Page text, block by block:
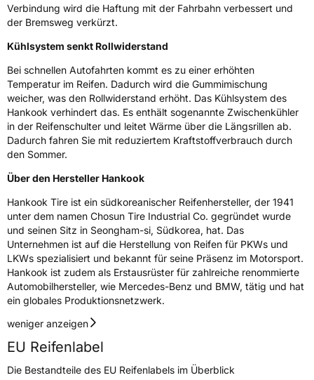
Allgemeine Produktsicherheit (GPSR)
D-63263 Neu-Isenburg Deutschland,
Verbindung wird die Haftung mit der Fahrbahn verbessert und
der Bremsweg verkürzt.
Kühlsystem senkt Rollwiderstand
Bei schnellen Autofahrten kommt es zu einer erhöhten
Temperatur im Reifen. Dadurch wird die Gummimischung
weicher, was den Rollwiderstand erhöht. Das Kühlsystem des
Hankook verhindert das. Es enthält sogenannte Zwischenkühler
in der Reifenschulter und leitet Wärme über die Längsrillen ab.
Dadurch fahren Sie mit reduziertem Kraftstoffverbrauch durch
den Sommer.
Über den Hersteller Hankook
Hankook Tire ist ein südkoreanischer Reifenhersteller, der 1941
unter dem namen Chosun Tire Industrial Co. gegründet wurde
und seinen Sitz in Seongham-si, Südkorea, hat. Das
Unternehmen ist auf die Herstellung von Reifen für PKWs und
LKWs spezialisiert und bekannt für seine Präsenz im Motorsport.
Hankook ist zudem als Erstausrüster für zahlreiche renommierte
Automobilhersteller, wie Mercedes-Benz und BMW, tätig und hat
ein globales Produktionsnetzwerk.
weniger anzeigen
EU Reifenlabel
Die Bestandteile des EU Reifenlabels im Überblick